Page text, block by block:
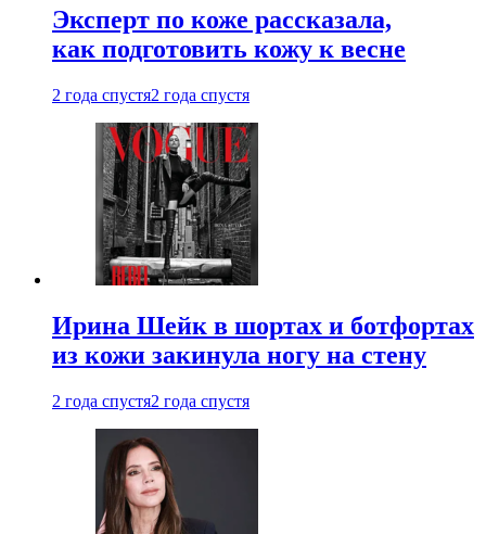
Эксперт по коже рассказала,
как подготовить кожу к весне
2 года спустя2 года спустя
Ирина Шейк в шортах и ботфортах
из кожи закинула ногу на стену
2 года спустя2 года спустя